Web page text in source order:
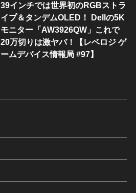
39インチでは世界初のRGBストラ
イプ＆タンデムOLED！ Dellの5K
モニター「AW3926QW」これで
20万切りは激ヤバ！【レベロジ ゲ
ームデバイス情報局 #97】